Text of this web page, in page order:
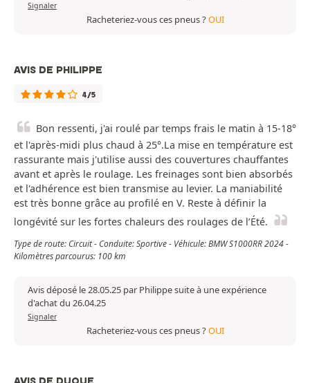
Signaler
Racheteriez-vous ces pneus ?OUI
AVIS DE PHILIPPE
4/5
Bon ressenti, j'ai roulé par temps frais le matin à 15-18°
et l'après-midi plus chaud à 25°.La mise en température est
rassurante mais j'utilise aussi des couvertures chauffantes
avant et après le roulage. Les freinages sont bien absorbés
et l'adhérence est bien transmise au levier. La maniabilité
est très bonne grâce au profilé en V. Reste à définir la
longévité sur les fortes chaleurs des roulages de l’Été.
Type de route: Circuit - Conduite: Sportive - Véhicule: BMW S1000RR 2024 -
Kilomètres parcourus: 100 km
Avis déposé le 28.05.25 par Philippe suite à une expérience
d'achat du 26.04.25
Signaler
Racheteriez-vous ces pneus ?OUI